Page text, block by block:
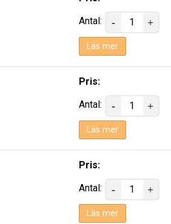
Antal:
Läs mer
Pris:
Antal:
Läs mer
Pris:
Antal:
Läs mer